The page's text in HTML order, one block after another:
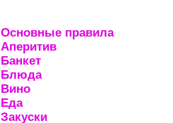
Основные правила
Аперитив
Банкет
Блюда
Вино
Еда
Закуски